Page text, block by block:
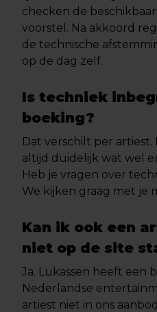
checken de
voorstel. Na akkoord
de technische
op de dag zelf.
Is techniek
boeking?
Dat verschilt per
altijd duidelijk wat wel
Heb je vragen over
We kijken graag met je
Kan ik ook een
niet op de site
Ja. Lukassen heeft een
Nederlandse
artiest niet in ons